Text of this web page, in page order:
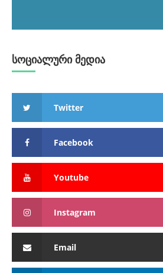
სოციალური მედია
Twitter
Facebook
Youtube
Instagram
Email